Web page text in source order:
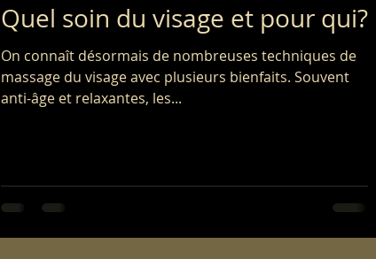
Quel soin du visage et pour qui?
On connaît désormais de nombreuses techniques de
massage du visage avec plusieurs bienfaits. Souvent
anti-âge et relaxantes, les...